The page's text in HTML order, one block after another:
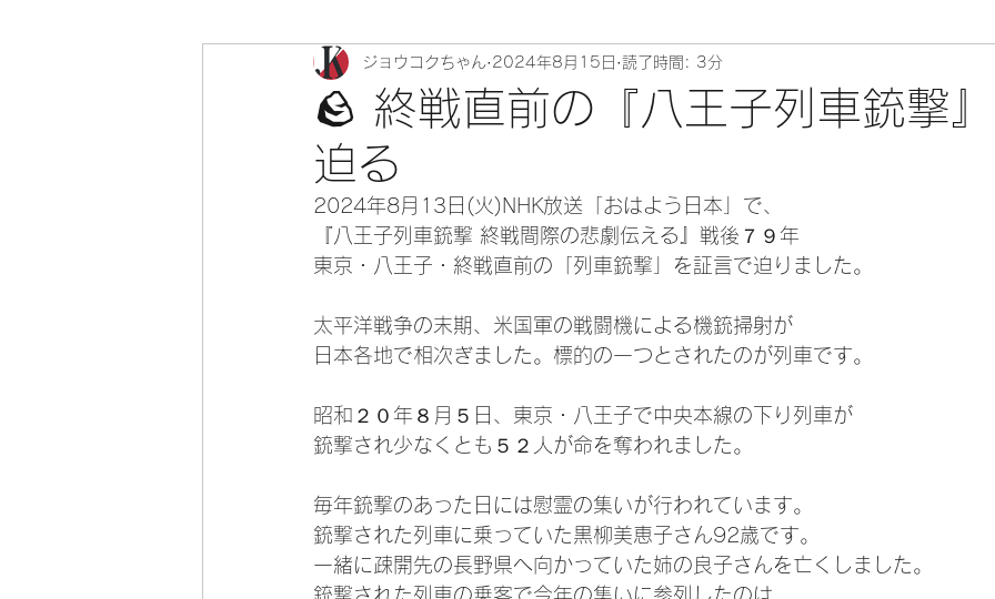
🪨 終戦直前の『八王子列車銃撃
迫る
ジョウコクちゃん 2024年8月15日 読了時間: 3分
2024年8月13日(火)NHK放送「おはよう日本」で、
『八王子列車銃撃 終戦間際の悲劇伝える』戦後７９年
東京・八王子・終戦直前の「列車銃撃」を証言で迫りました。
太平洋戦争の末期、米国軍の戦闘機による機銃掃射が
日本各地で相次ぎました。標的の一つとされたのが列車です。
昭和２０年８月５日、東京・八王子で中央本線の下り列車が
銃撃され少なくとも５２人が命を奪われました。
毎年銃撃のあった日には慰霊の集いが行われています。
銃撃された列車に乗っていた黒柳美恵子さん92歳です。
一緒に疎開先の長野県へ向かっていた姉の良子さんを亡くしました。
銃撃された列車の乗客で今年の集いに参列したのは